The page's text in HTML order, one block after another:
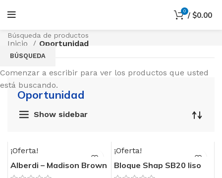
0 / $0.00
Inicio Oportunidad
Oportunidad
Show sidebar
¡Oferta!
Alberdi – Madison Brown
20×120
¡Oferta!
Bloque Shap SB20 liso
19x19x39
BÚSQUEDA
Comenzar a escribir para ver los productos que usted
está buscando.